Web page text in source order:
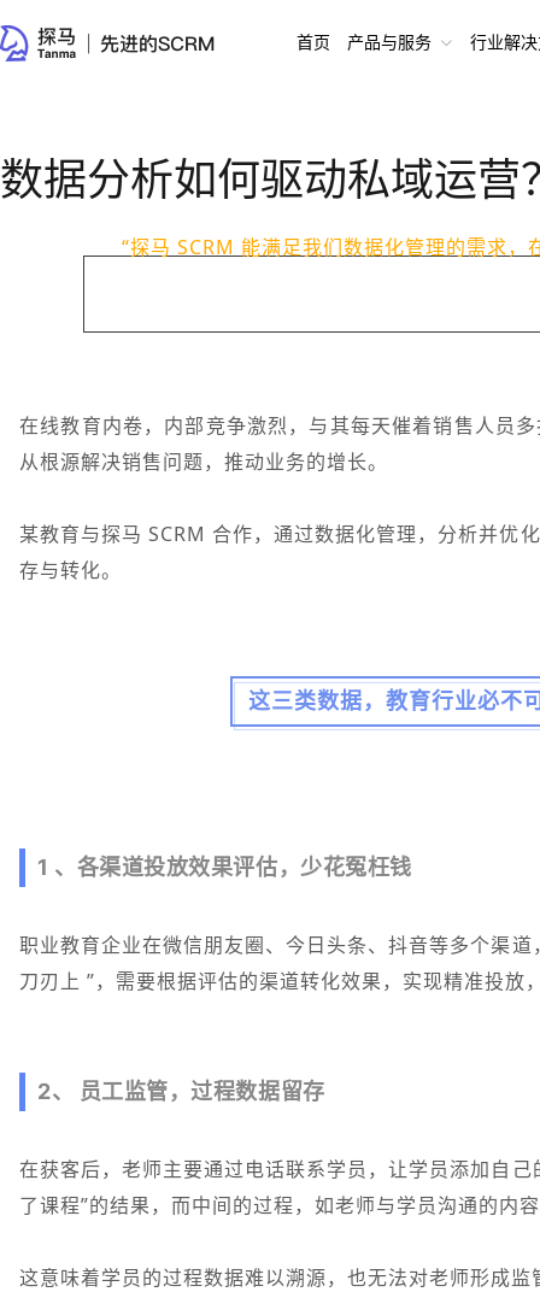
首页 产品与服务 行业解
数据分析如何驱动私域运营
“探马 SCRM 能满足我们数据化管理的需求
在线教育内卷，内部竞争激烈，与其每天催着销售人员
从根源解决销售问题，推动业务的增长。
某教育与探马 SCRM 合作，通过数据化管理，分析并优
存与转化。
这三类数据，教育行业必不
1 、各渠道投放效果评估，少花冤枉钱
职业教育企业在微信朋友圈、今日头条、抖音等多个渠
刀刃上 ”，需要根据评估的渠道转化效果，实现精准投放
2、 员工监管，过程数据留存
在获客后，老师主要通过电话联系学员，让学员添加自
了课程”的结果，而中间的过程，如老师与学员沟通的内
这意味着学员的过程数据难以溯源，也无法对老师形成